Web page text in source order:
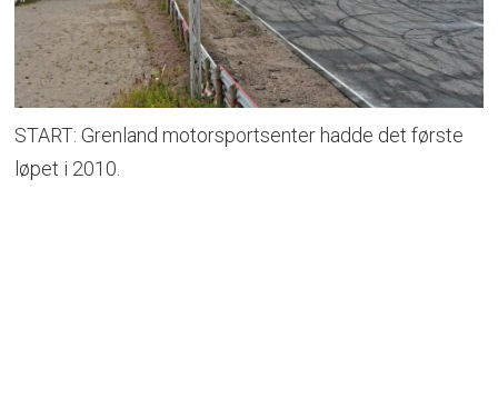
START: Grenland motorsportsenter hadde det første
løpet i 2010.